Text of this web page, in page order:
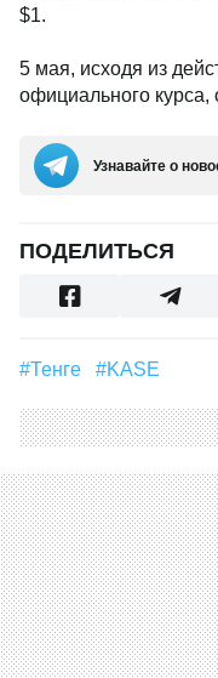
$1.
5 мая, исходя из
официального курса,
Узнавайте о
ПОДЕЛИТЬСЯ
#Тенге #KASE